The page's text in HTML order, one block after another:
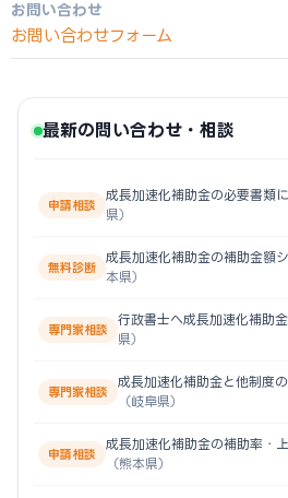
お問い合わせ
お問い合わせフォーム
最新の問い合わせ・相談
申請相談
成長加速化補助金の必要書類
県）
無料診断
成長加速化補助金の補助金額
本県）
専門家相談
行政書士へ成長加速化補助
県）
専門家相談
成長加速化補助金と他制度
（岐阜県）
申請相談
成長加速化補助金の補助率・
（熊本県）